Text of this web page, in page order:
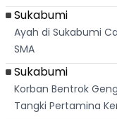
Sukabumi
Ayah di Sukabumi
SMA
Sukabumi
Korban Bentrok
Tangki Pertamina